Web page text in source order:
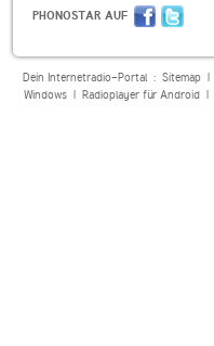
PHONOSTAR AUF
Dein Internetradio-Portal : Sitemap|
Windows| Radioplayer für Android|